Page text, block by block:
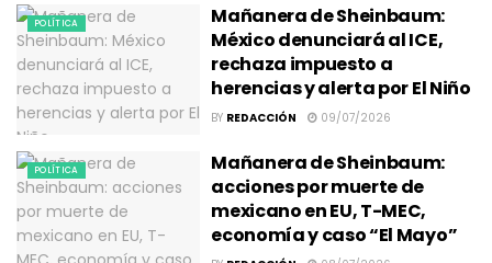
POLÍTICA
Mañanera de Sheinbaum:
México denunciará al ICE,
rechaza impuesto a
herencias y alerta por El Niño
BY REDACCIÓN 09/07/2026
POLÍTICA
Mañanera de Sheinbaum:
acciones por muerte de
mexicano en EU, T-MEC,
economía y caso “El Mayo”